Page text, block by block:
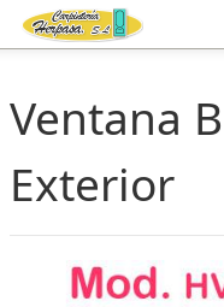
Trabajos
Ventana
Exterior